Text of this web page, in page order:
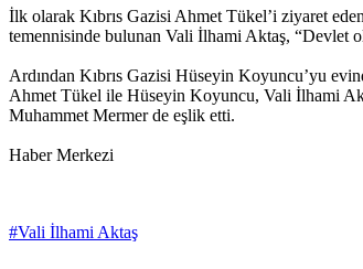
İlk olarak Kıbrıs Gazisi Ahmet Tükel’i ziyaret
temennisinde bulunan Vali İlhami Aktaş, “Devlet
Ardından Kıbrıs Gazisi Hüseyin Koyuncu’yu
Ahmet Tükel ile Hüseyin Koyuncu, Vali İlhami
Muhammet Mermer de eşlik etti.
Haber Merkezi
#Vali İlhami Aktaş